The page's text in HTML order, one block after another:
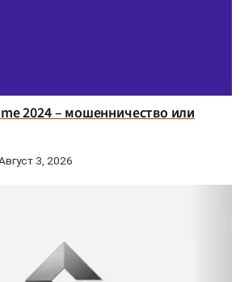
2024 – мошенничество или
3, 2026